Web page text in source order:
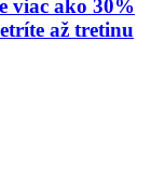
viac ako 30%
až tretinu